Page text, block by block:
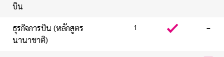
บิน
ธุรกิจการบิน (หลักสูตร
นานาชาติ)
1 –